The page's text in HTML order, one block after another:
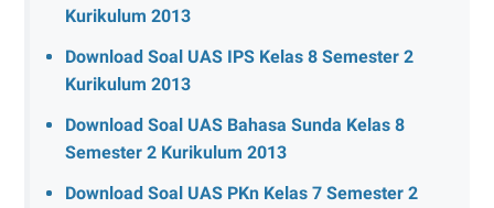
Kurikulum 2013
Download Soal UAS IPS Kelas 8 Semester 2
Kurikulum 2013
Download Soal UAS Bahasa Sunda Kelas 8
Semester 2 Kurikulum 2013
Download Soal UAS PKn Kelas 7 Semester 2